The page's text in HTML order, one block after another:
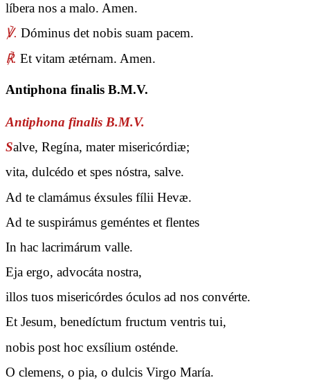
líbera nos a malo. Amen.
℣. Dóminus det nobis suam pacem.
℟. Et vitam ætérnam. Amen.
Antiphona finalis B.M.V.
Antiphona finalis B.M.V.
Salve, Regína, mater misericórdiæ;
vita, dulcédo et spes nóstra, salve.
Ad te clamámus éxsules fílii Hevæ.
Ad te suspirámus geméntes et flentes
In hac lacrimárum valle.
Eja ergo, advocáta nostra,
illos tuos misericórdes óculos ad nos convérte.
Et Jesum, benedíctum fructum ventris tui,
nobis post hoc exsílium osténde.
O clemens, o pia, o dulcis Virgo María.